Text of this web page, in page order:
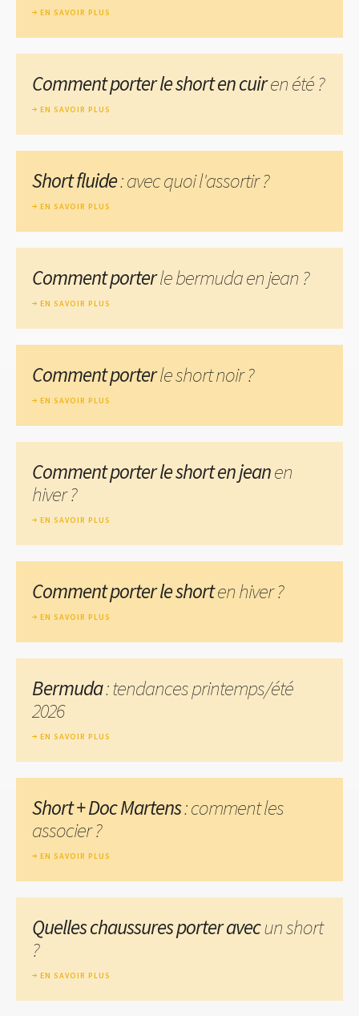
EN SAVOIR PLUS
Comment porter le short en cuiren été ?
EN SAVOIR PLUS
Short fluide: avec quoi l'assortir ?
EN SAVOIR PLUS
Comment porterle bermuda en jean ?
EN SAVOIR PLUS
Comment porterle short noir ?
EN SAVOIR PLUS
Comment porter le short en jeanen
hiver ?
EN SAVOIR PLUS
Comment porter le shorten hiver ?
EN SAVOIR PLUS
Bermuda: tendances printemps/été
2026
EN SAVOIR PLUS
Short + Doc Martens: comment les
associer ?
EN SAVOIR PLUS
Quelles chaussures porter avecun short
?
EN SAVOIR PLUS